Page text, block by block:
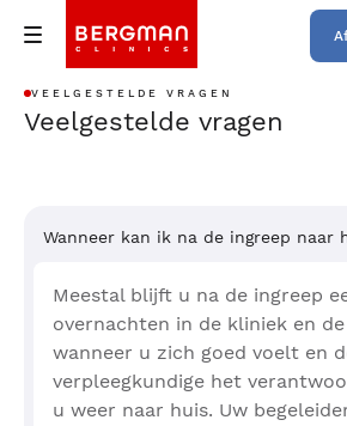
VEELGESTELDE VRAGEN
Veelgestelde vragen
Wanneer kan ik na de ingreep naar
Meestal blijft u na de ingreep
overnachten in de kliniek en
wanneer u zich goed voelt en
verpleegkundige het
u weer naar huis. Uw